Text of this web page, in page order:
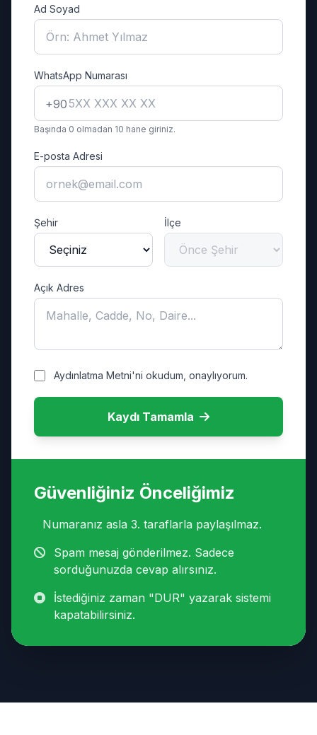
Ad Soyad
WhatsApp Numarası
+90
Başında 0 olmadan 10 hane giriniz.
E-posta Adresi
Şehir İlçe
Açık Adres
Aydınlatma Metni'ni okudum, onaylıyorum.
Kaydı Tamamla
Güvenliğiniz Önceliğimiz
Numaranız asla 3. taraflarla paylaşılmaz.
Spam mesaj gönderilmez. Sadece
sorduğunuzda cevap alırsınız.
İstediğiniz zaman "DUR" yazarak sistemi
kapatabilirsiniz.